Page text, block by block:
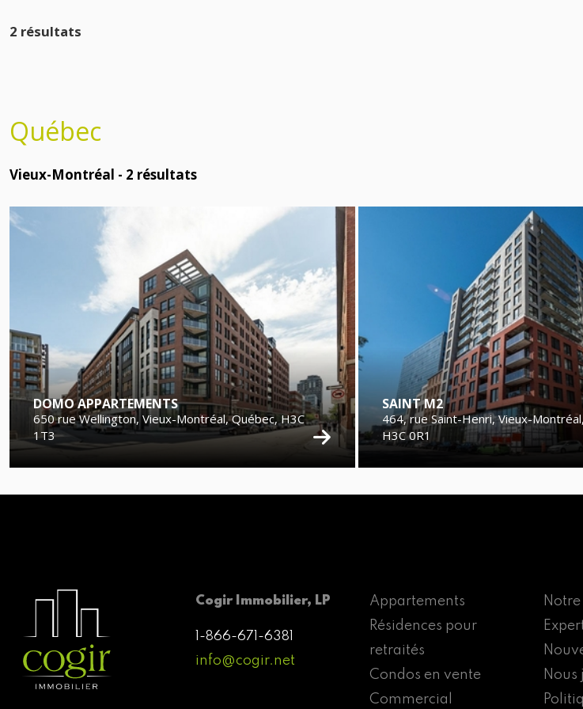
2 résultats
Québec
Vieux-Montréal - 2 résultats
DOMO APPARTEMENTS
650 rue Wellington, Vieux-Montréal, Québec, H3C
1T3
SAINT M2
464, rue Saint-Henri, Vieux-
H3C 0R1
Cogir Immobilier, LP
1-866-671-6381
info@cogir.net
Appartements
Résidences pour
retraités
Condos en vente
Commercial
Nous